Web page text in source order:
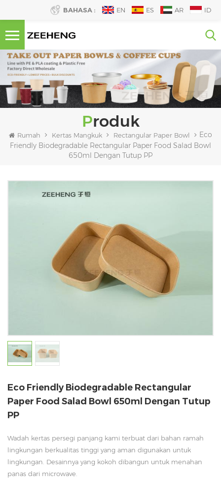
BAHASA : EN ES AR ID
Produk
Rumah Kertas Mangkuk Rectangular Paper Bowl
Eco
Friendly Biodegradable Rectangular Paper Food Salad Bowl
650ml Dengan Tutup PP
Eco Friendly Biodegradable Rectangular
Paper Food Salad Bowl 650ml Dengan Tutup
PP
Wadah kertas persegi panjang kami terbuat dari bahan ramah
lingkungan berkualitas tinggi yang aman digunakan untuk
lingkungan. Desainnya yang kokoh dibangun untuk menahan
panas dari microwave.